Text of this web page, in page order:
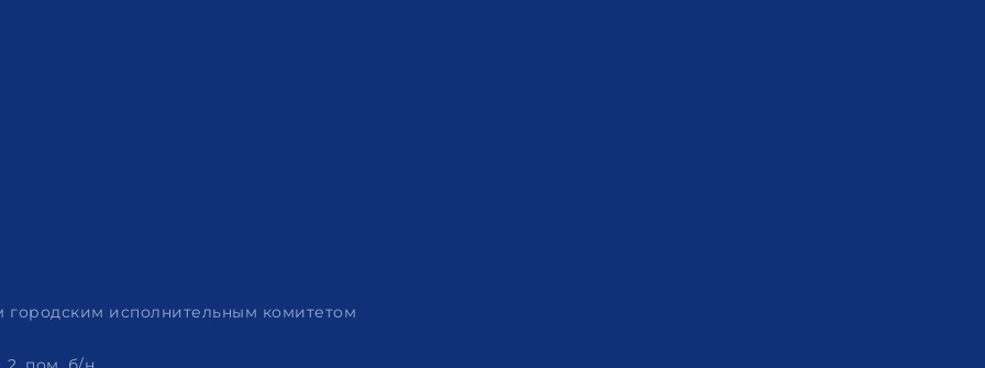
городским исполнительным комитетом